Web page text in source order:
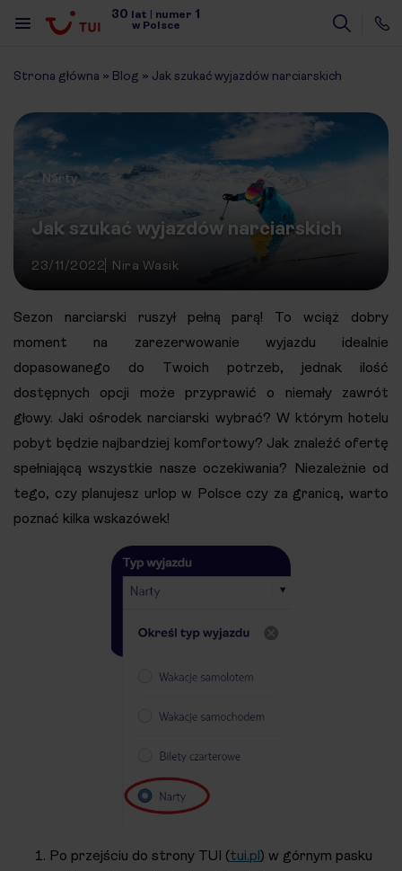
30 lat | numer 1
w Polsce
Strona główna » Blog » Jak szukać wyjazdów narciarskich
Narty
Jak szukać wyjazdów narciarskich
23/11/2022 Nira Wasik
Sezon narciarski ruszył pełną parą! To wciąż dobry
moment na zarezerwowanie wyjazdu idealnie
dopasowanego do Twoich potrzeb, jednak ilość
dostępnych opcji może przyprawić o niemały zawrót
głowy. Jaki ośrodek narciarski wybrać? W którym hotelu
pobyt będzie najbardziej komfortowy? Jak znaleźć ofertę
spełniającą wszystkie nasze oczekiwania? Niezależnie od
tego, czy planujesz urlop w Polsce czy za granicą, warto
poznać kilka wskazówek!
Po przejściu do strony TUI (tui.pl) w górnym pasku